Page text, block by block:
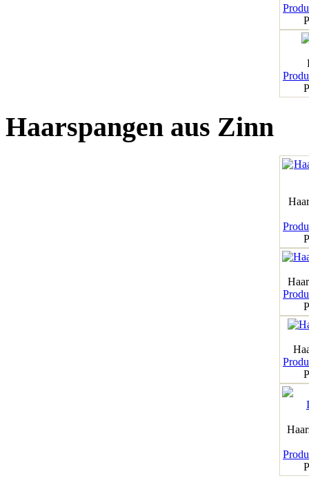
Haarspangen aus Zinn